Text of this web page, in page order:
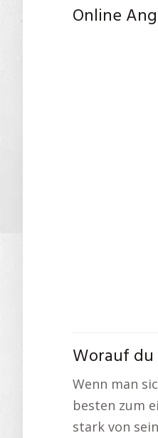
Online
Worauf
Wenn man
besten zum
stark von